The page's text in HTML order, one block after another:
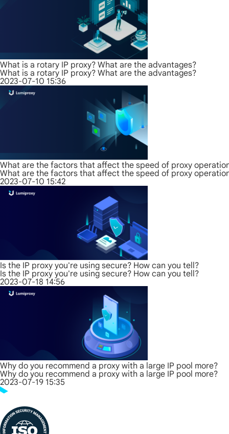
What is a rotary IP proxy? What are the advantages?
What is a rotary IP proxy? What are the advantages?
2023-07-10 15:36
What are the factors that affect the speed of proxy
What are the factors that affect the speed of proxy
2023-07-10 15:42
Is the IP proxy you're using secure? How can you tell?
Is the IP proxy you're using secure? How can you tell?
2023-07-18 14:56
Why do you recommend a proxy with a large IP pool more?
Why do you recommend a proxy with a large IP pool more?
2023-07-19 15:35